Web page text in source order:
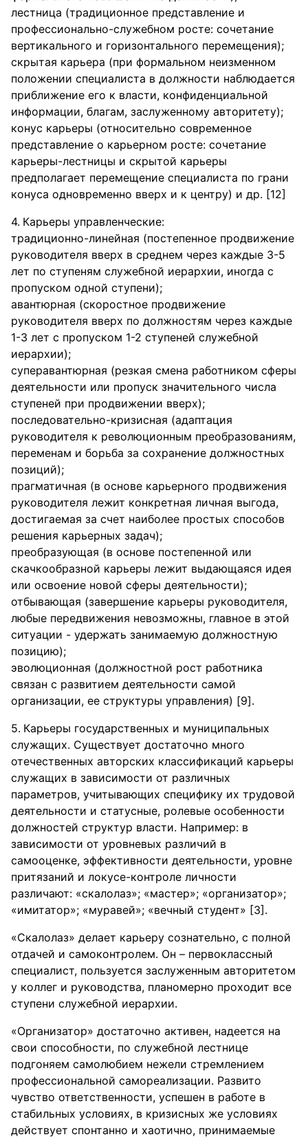
лестница (традиционное представление и
профессионально-служебном росте: сочетание
вертикального и горизонтального перемещения);
скрытая карьера (при формальном неизменном
положении специалиста в должности наблюдается
приближение его к власти, конфиденциальной
информации, благам, заслуженному авторитету);
конус карьеры (относительно современное
представление о карьерном росте: сочетание
карьеры-лестницы и скрытой карьеры
предполагает перемещение специалиста по грани
конуса одновременно вверх и к центру) и др. [12]
Карьеры управленческие:
традиционно-линейная (постепенное продвижение
руководителя вверх в среднем через каждые 3-5
лет по ступеням служебной иерархии, иногда с
пропуском одной ступени);
авантюрная (скоростное продвижение
руководителя вверх по должностям через каждые
1-3 лет с пропуском 1-2 ступеней служебной
иерархии);
суперавантюрная (резкая смена работником сферы
деятельности или пропуск значительного числа
ступеней при продвижении вверх);
последовательно-кризисная (адаптация
руководителя к революционным преобразованиям,
переменам и борьба за сохранение должностных
позиций);
прагматичная (в основе карьерного продвижения
руководителя лежит конкретная личная выгода,
достигаемая за счет наиболее простых способов
решения карьерных задач);
преобразующая (в основе постепенной или
скачкообразной карьеры лежит выдающаяся идея
или освоение новой сферы деятельности);
отбывающая (завершение карьеры руководителя,
любые передвижения невозможны, главное в этой
ситуации - удержать занимаемую должностную
позицию);
эволюционная (должностной рост работника
связан с развитием деятельности самой
организации, ее структуры управления) [9].
Карьеры государственных и муниципальных
служащих. Существует достаточно много
отечественных авторских классификаций карьеры
служащих в зависимости от различных
параметров, учитывающих специфику их трудовой
деятельности и статусные, ролевые особенности
должностей структур власти. Например: в
зависимости от уровневых различий в
самооценке, эффективности деятельности, уровне
притязаний и локусе-контроле личности
различают: «скалолаз»; «мастер»; «организатор»;
«имитатор»; «муравей»; «вечный студент» [3].
«Скалолаз» делает карьеру сознательно, с полной
отдачей и самоконтролем. Он – первоклассный
специалист, пользуется заслуженным авторитетом
у коллег и руководства, планомерно проходит все
ступени служебной иерархии.
«Организатор» достаточно активен, надеется на
свои способности, по служебной лестнице
подгоняем самолюбием нежели стремлением
профессиональной самореализации. Развито
чувство ответственности, успешен в работе в
стабильных условиях, в кризисных же условиях
действует спонтанно и хаотично, принимаемые